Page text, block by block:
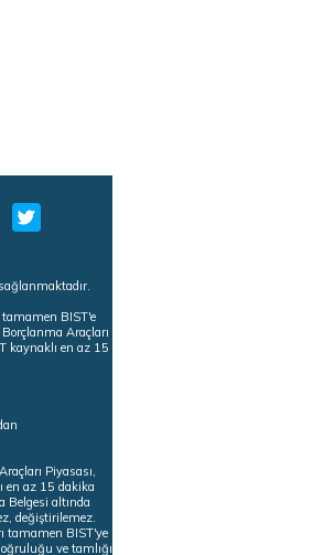
BIST'e
Araçları
kaynaklı en az 15
Piyasası,
en az 15 dakika
Belgesi altında
değiştirilemez.
tamamen BIST'ye
ve tamlığı